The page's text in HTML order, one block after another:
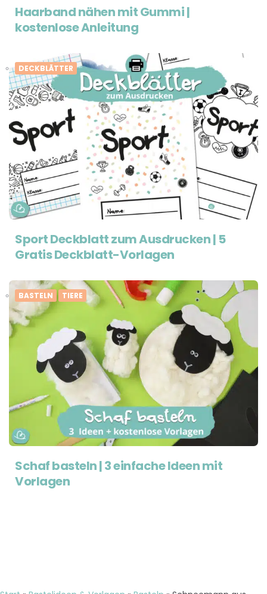
Haarband nähen mit Gummi |
kostenlose Anleitung
DECKBLÄTTER
Sport Deckblatt zum Ausdrucken | 5
Gratis Deckblatt-Vorlagen
BASTELN TIERE
Schaf basteln | 3 einfache Ideen mit
Vorlagen